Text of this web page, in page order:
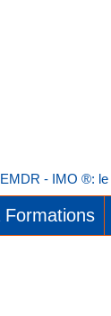
- IMO ®:
Formations